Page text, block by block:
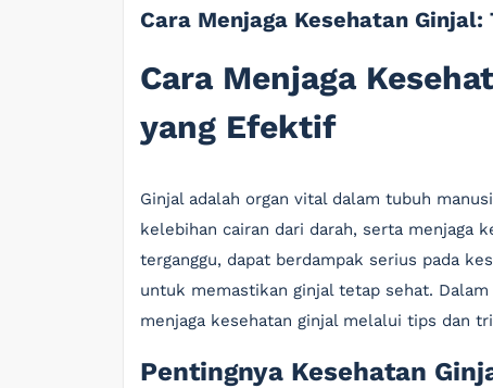
Cara Menjaga Kesehatan
Cara Menjaga
yang Efektif
Ginjal adalah organ vital dalam tubuh
kelebihan cairan dari darah, serta menjaga
terganggu, dapat berdampak serius pada
untuk memastikan ginjal tetap sehat.
menjaga kesehatan ginjal melalui tips dan
Pentingnya Kesehatan